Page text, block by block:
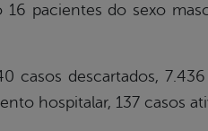
16 pacientes do sexo
casos descartados,
hospitalar, 137 casos